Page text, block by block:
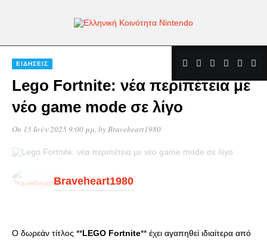
ΕΙΔΉΣΕΙΣ
Lego Fortnite: νέα περιπέτεια με
νέο game mode σε λίγο
On 15 Ιούν 2025 9:00 μμ, byBraveheart1980
Braveheart1980
Ο δωρεάν τίτλος **LEGO Fortnite** έχει αγαπηθεί ιδιαίτερα από